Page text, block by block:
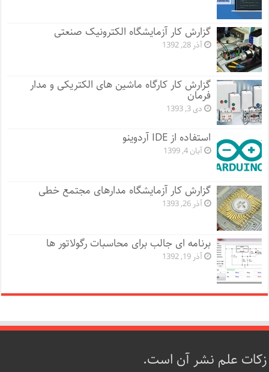
گزارش کار آزمایشگاه الکترونیک صنعتی
آذر 28, 1392
گزارش کار کارگاه ماشین های الکتریکی و مدار
فرمان
دی 3, 1393
استفاده از IDE آردوینو
آبان 4, 1399
گزارش کار آزمایشگاه مدارهای مجتمع خطی
آذر 26, 1393
برنامه ای جالب برای محاسبات رگولاتور ها
آذر 19, 1392
زکات علم نشر آن است.